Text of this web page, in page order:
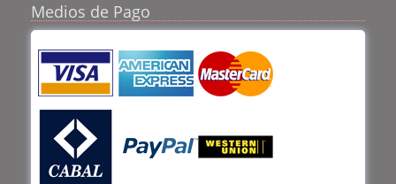
Medios de Pago